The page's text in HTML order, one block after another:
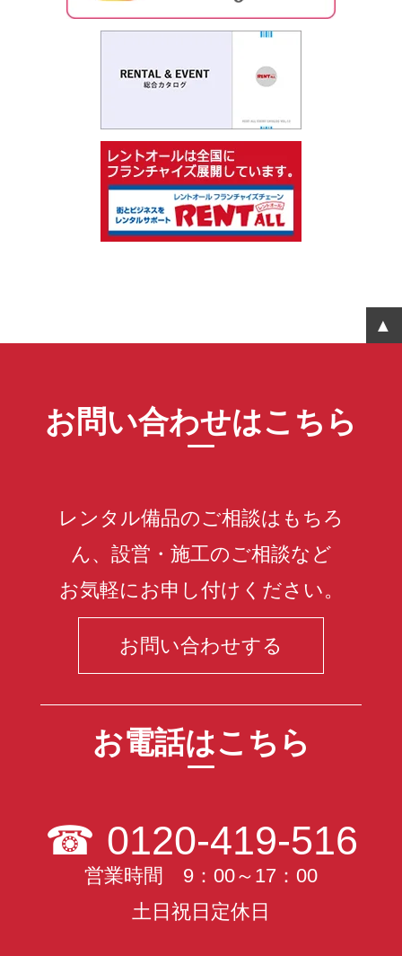
お問い合わせはこちら
レンタル備品のご相談はもちろ
ん、設営・施工のご相談など
お気軽にお申し付けください。
お問い合わせする
お電話はこちら
☎ 0120-419-516
営業時間 9：00～17：00
土日祝日定休日